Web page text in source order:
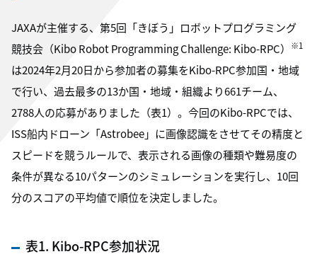
JAXAが主催する、第5回「きぼう」ロボットプログラミング
競技会（Kibo Robot Programming Challenge: Kibo-RPC）
※1
は2024年2月20日から参加者の募集をKibo-RPC参加国・地域
で行い、過去最多の13か国・地域・組織より661チーム、
2788人の応募がありました（表1）。今回のKibo-RPCでは、
ISS船内ドローン「Astrobee」に画像認識をさせてその精度と
スピードを競うルールで、表示される画像の種類や難易度の
条件が異なる10パターンのシミュレーションを実行し、10回
分のスコアの平均値で順位を決定しました。
表1. Kibo-RPC参加状況